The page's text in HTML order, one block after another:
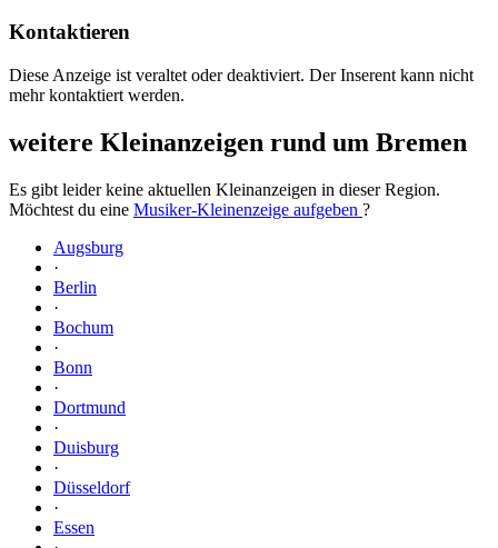
Kontaktieren
Diese Anzeige ist veraltet oder deaktiviert. Der Inserent kann nicht
mehr kontaktiert werden.
weitere Kleinanzeigen rund um Bremen
Es gibt leider keine aktuellen Kleinanzeigen in dieser Region.
Möchtest du eine Musiker-Kleinenzeige aufgeben ?
Augsburg
·
Berlin
·
Bochum
·
Bonn
·
Dortmund
·
Duisburg
·
Düsseldorf
·
Essen